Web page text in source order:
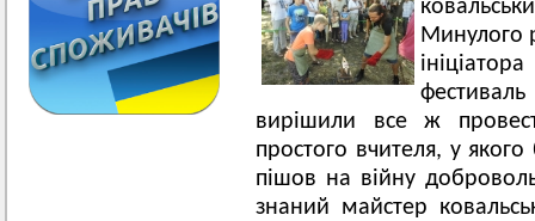
Минулого
вирішили все ж
простого вчителя, у
пішов на війну
знаний майстер